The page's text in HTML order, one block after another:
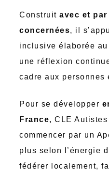
Construit avec et
concernées, il
inclusive élaborée
une réflexion
cadre aux personnes
Pour se développer
France, CLE
commencer par un
plus selon l’énergie
fédérer localement,